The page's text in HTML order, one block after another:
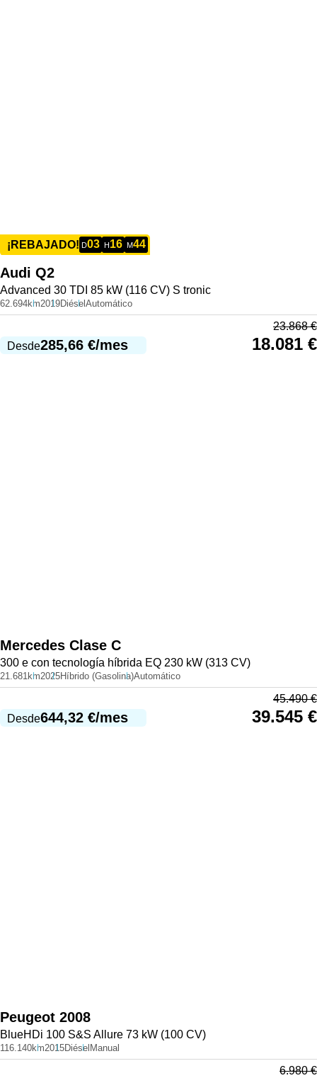
¡REBAJADO! D03 H 16 M44
Audi Q2
Advanced 30 TDI 85 kW (116 CV) S tronic
62.694km2019Diésel Automático
Desde285,66 €/mes
23.868€
18.081 €
Mercedes Clase C
300 e con tecnología híbrida EQ 230 kW (313 CV)
21.681km2025Híbrido (Gasolina)Automático
Desde644,32 €/mes
45.490€
39.545 €
Peugeot 2008
BlueHDi 100 S&S Allure 73 kW (100 CV)
116.140km2015Diésel Manual
6.980€